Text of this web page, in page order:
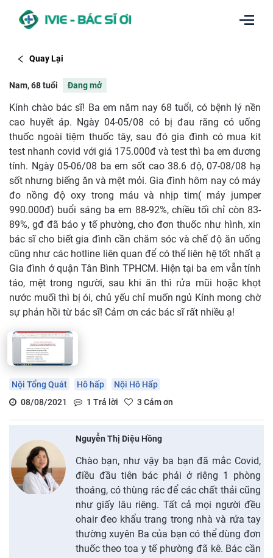
Quay Lại
Nam, 68 tuổi Đang mở
Kính chào bác sĩ! Ba em năm nay 68 tuổi, có bệnh lý nền
cao huyết áp. Ngày 04-05/08 có bị đau răng có uống
thuốc ngoài tiệm thuốc tây, sau đó gia đình có mua kit
test nhanh covid với giá 175.000đ và test thì ba em dương
tính. Ngày 05-06/08 ba em sốt cao 38.6 độ, 07-08/08 hạ
sốt nhưng biếng ăn và mệt mỏi. Gia đình hôm nay có máy
đo nồng độ oxy trong máu và nhịp tim( máy jumper
990.000đ) buổi sáng ba em 88-92%, chiều tối chỉ còn 83-
89%, gđ đã báo y tế phường, cho đơn thuốc như hình, xin
bác sĩ cho biết gia đình cần chăm sóc và chế độ ăn uống
cũng như các hotline liên quan để có thể liên hệ tốt nhất ạ
Gia đình ở quận Tân Bình TPHCM. Hiện tại ba em vẫn tỉnh
táo, mệt trong người, sau khi ăn thì rửa mũi hoặc khọt
nước muối thì bị ói, chủ yếu chỉ muốn ngủ Kính mong chờ
sự phản hồi từ bác sĩ! Cảm ơn các bác sĩ rất nhiều ạ!
Nội Tổng Quát Hô hấp
Nội Hô Hấp
08/08/2021
1 Trả lời 3 Cảm ơn
Nguyễn Thị Diệu Hồng
Chào bạn, như vậy ba bạn đã mắc Covid,
điều đầu tiên bác phải ở riêng 1 phòng
thoáng, có thùng rác để các chất thải cũng
như giấy lâu riêng. Tất cả mọi người đều
ohair đeo khẩu trang trong nhà và rửa tay
thường xuyên Ba của bạn có thể dùng đơn
thuốc theo toa y tế phường đã kê. Bác cần